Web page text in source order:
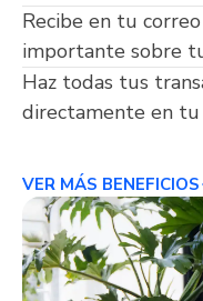
Recibe en tu
importante sobre
Haz todas tus
directamente en
VER MÁS BENEFICIOS